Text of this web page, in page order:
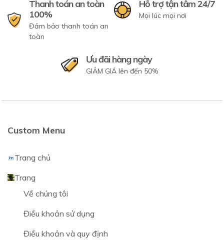
Thanh toán an toàn
100%
Đảm bảo thanh toán an
toàn
Hỗ trợ tận tâm 24/7
Mọi lúc mọi nơi
Ưu đãi hàng ngày
GIẢM GIÁ lên đến 50%
Custom Menu
Trang chủ
Trang
Về chúng tôi
Điều khoản sử dụng
Điều khoản và quy định